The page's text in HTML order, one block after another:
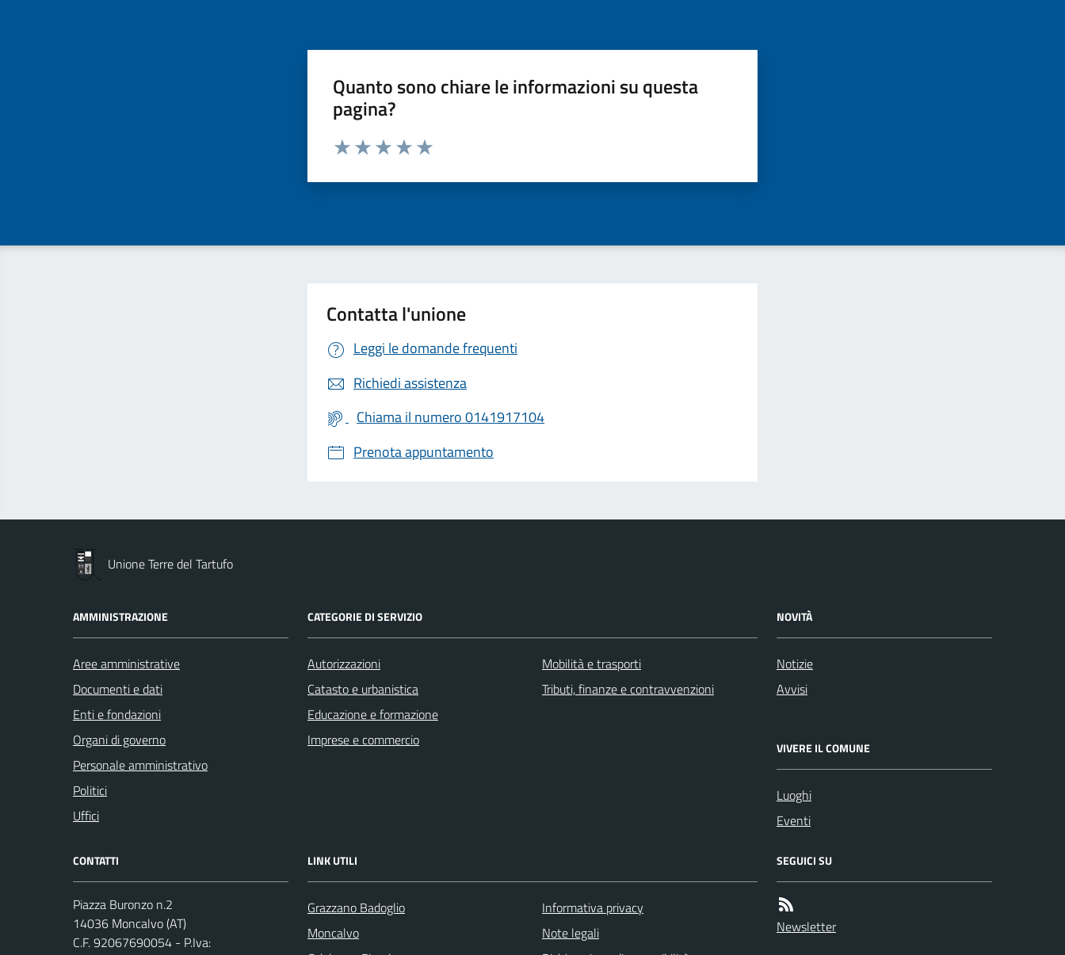
Quanto sono chiare le informazioni su questa
pagina?
Valuta da 1 a 5 stelle la pagina
Contatta l'unione
Leggi le domande frequenti
Richiedi assistenza
Chiama il numero 0141917104
Prenota appuntamento
Unione Terre del Tartufo
AMMINISTRAZIONE
Aree amministrative
Documenti e dati
Enti e fondazioni
Organi di governo
Personale amministrativo
Politici
Uffici
CATEGORIE DI SERVIZIO
Autorizzazioni
Catasto e urbanistica
Educazione e formazione
Imprese e commercio
Mobilità e trasporti
Tributi, finanze e contravvenzioni
NOVITÀ
Notizie
Avvisi
VIVERE IL COMUNE
Luoghi
Eventi
CONTATTI
Piazza Buronzo n.2
14036 Moncalvo (AT)
C.F. 92067690054 - P.Iva:
LINK UTILI
Grazzano Badoglio
Moncalvo
Informativa privacy
Note legali
SEGUICI SU
Newsletter